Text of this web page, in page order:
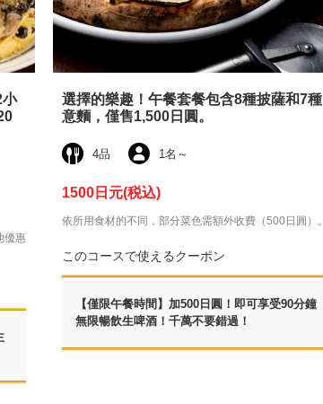
優惠
選擇的樂趣！午餐套餐包含8種披薩和7種
意麵，僅售1,500日圓。
4品 1名 ～
1500日元(税込)
依所用食材的不同，部分菜色需額外收費（500日圓）。
このコースで使えるクーポン
【僅限午餐時間】加500日圓！即可享受90分鐘
無限暢飲生啤酒！千萬不要錯過！